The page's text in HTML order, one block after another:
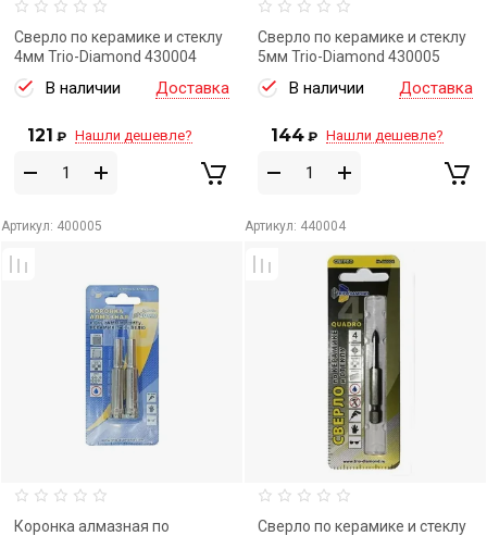
Сверло по керамике и стеклу
4мм Trio-Diamond 430004
В наличии Доставка
121 ₽ Нашли дешевле?
Сверло по керамике и стеклу
5мм Trio-Diamond 430005
В наличии Доставка
144 ₽ Нашли дешевле?
Артикул: 400005
Коронка алмазная по
Артикул: 440004
Сверло по керамике и стеклу